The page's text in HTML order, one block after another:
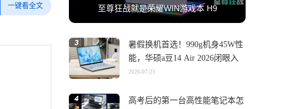
一键看全文 至尊狂战就是荣耀WIN游戏本 H9
暑假换机首选！990g机身45W性
能，华硕a豆14 Air 2026闭眼入
2026-07-21
高考后的第一台高性能笔记本怎